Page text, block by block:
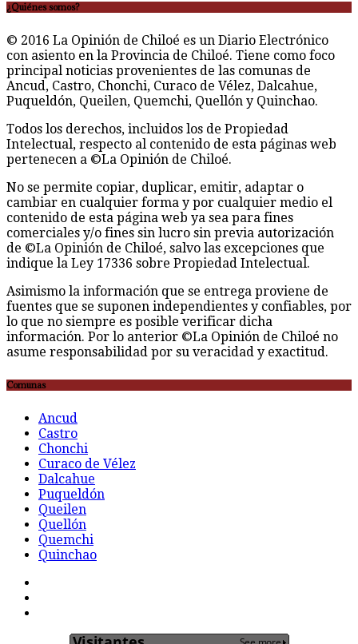
¿Quiénes somos?
© 2016 La Opinión de Chiloé es un Diario Electrónico
con asiento en la Provincia de Chiloé. Tiene como foco
principal noticias provenientes de las comunas de
Ancud, Castro, Chonchi, Curaco de Vélez, Dalcahue,
Puqueldón, Queilen, Quemchi, Quellón y Quinchao.
Todos los derechos, incluidos los de Propiedad
Intelectual, respecto al contenido de esta páginas web
pertenecen a ©La Opinión de Chiloé.
No se permite copiar, duplicar, emitir, adaptar o
cambiar en cualquier forma y por cualquier medio el
contenido de esta página web ya sea para fines
comerciales y/o fines sin lucro sin previa autorización
de ©La Opinión de Chiloé, salvo las excepciones que
indique la Ley 17336 sobre Propiedad Intelectual.
Asimismo la información que se entrega proviene de
fuentes que se suponen independientes y confiables, por
lo que no siempre es posible verificar dicha
información. Por lo anterior ©La Opinión de Chiloé no
asume responsabilidad por su veracidad y exactitud.
Comunas
Ancud
Castro
Chonchi
Curaco de Vélez
Dalcahue
Puqueldón
Queilen
Quellón
Quemchi
Quinchao